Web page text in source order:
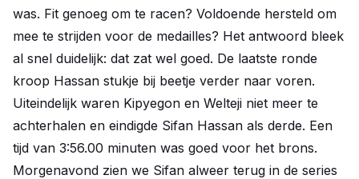
was. Fit genoeg om te racen? Voldoende hersteld om
mee te strijden voor de medailles? Het antwoord bleek
al snel duidelijk: dat zat wel goed. De laatste ronde
kroop Hassan stukje bij beetje verder naar voren.
Uiteindelijk waren Kipyegon en Welteji niet meer te
achterhalen en eindigde Sifan Hassan als derde. Een
tijd van 3:56.00 minuten was goed voor het brons.
Morgenavond zien we Sifan alweer terug in de series